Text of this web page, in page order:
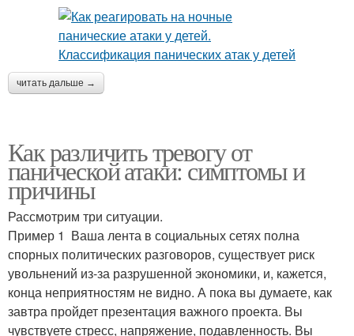
читать дальше →
Как различить тревогу от
панической атаки: симптомы и
причины
Рассмотрим три ситуации.
Пример 1 Ваша лента в социальных сетях полна
спорных политических разговоров, существует риск
увольнений из-за разрушенной экономики, и, кажется,
конца неприятностям не видно. А пока вы думаете, как
завтра пройдет презентация важного проекта. Вы
чувствуете стресс, напряжение, подавленность. Вы